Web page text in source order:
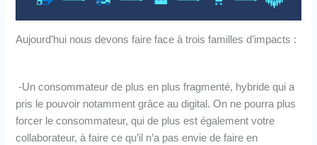
Aujourd’hui nous devons faire face à trois familles d’impacts :
-Un consommateur de plus en plus fragmenté, hybride qui a
pris le pouvoir notamment grâce au digital. On ne pourra plus
forcer le consommateur, qui de plus est également votre
collaborateur, à faire ce qu’il n’a pas envie de faire en